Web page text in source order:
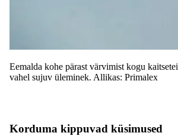
Eemalda kohe pärast värvimist kogu
vahel sujuv üleminek. Allikas: Primalex
Korduma kippuvad küsimused